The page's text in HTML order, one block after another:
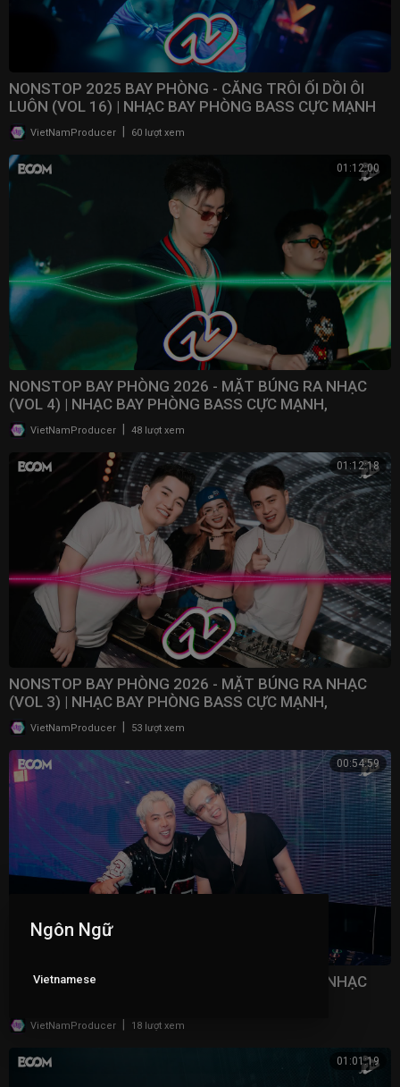
NONSTOP 2025 BAY PHÒNG - CĂNG TRÔI ỐI DỒI ÔI
LUÔN (VOL 16) | NHẠC BAY PHÒNG BASS CỰC MẠNH ​
VietNamProducer 60 lượt xem
01:12:00
NONSTOP BAY PHÒNG 2026 - MẶT BÚNG RA NHẠC
(VOL 4) | NHẠC BAY PHÒNG BASS CỰC MẠNH,
NONSTOP 2025
VietNamProducer 48 lượt xem
01:12:18
NONSTOP BAY PHÒNG 2026 - MẶT BÚNG RA NHẠC
(VOL 3) | NHẠC BAY PHÒNG BASS CỰC MẠNH,
NONSTOP 2025
VietNamProducer 53 lượt xem
00:54:59
NONSTOP BAY PHÒNG 2026 - MẶT BÚNG RA NHẠC
NONSTOP 2025
VietNamProducer 18 lượt xem
01:01:19
Ngôn Ngữ
Vietnamese